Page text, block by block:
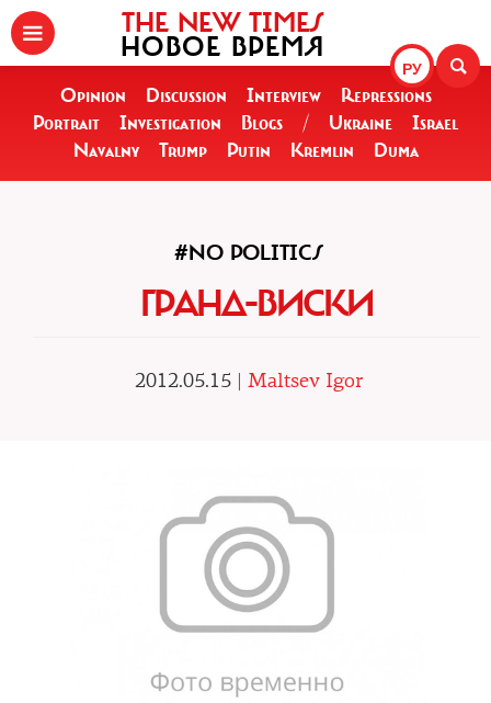
РУ
THE NEW TIMES
НОВОЕ ВРЕМЯ
Opinion Discussion Interview
Repressions
Portrait
Investigation Blogs / Ukraine
Israel
Navalny
Trump Putin Kremlin Duma
#NO POLITICS
ГРАНД-ВИСКИ
2012.05.15 | Maltsev Igor